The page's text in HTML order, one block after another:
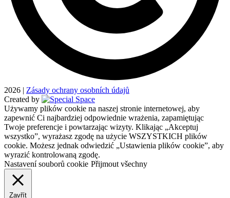
2026 | Zásady ochrany osobních údajů
Created by
Używamy plików cookie na naszej stronie internetowej, aby
zapewnić Ci najbardziej odpowiednie wrażenia, zapamiętując
Twoje preferencje i powtarzając wizyty. Klikając „Akceptuj
wszystko”, wyrażasz zgodę na użycie WSZYSTKICH plików
cookie. Możesz jednak odwiedzić „Ustawienia plików cookie”, aby
wyrazić kontrolowaną zgodę.
Nastavení souborů cookie Přijmout všechny
Zavřít